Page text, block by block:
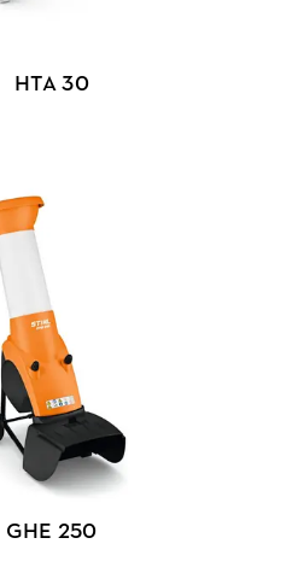
HTA 30
GHE 250